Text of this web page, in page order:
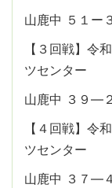
山鹿中 ５１
【３回戦】
ツセンター
山鹿中 ３９
【４回戦】
ツセンター
山鹿中 ３７